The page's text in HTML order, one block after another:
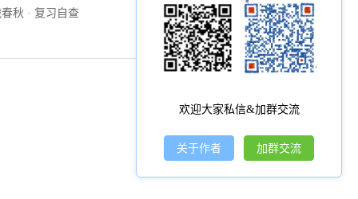
欢迎大家私信&加群交流
关于作者 加群交流
秋 复习自查